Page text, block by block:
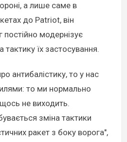
а лише саме в
до Patriot, він
модернізує
тактику їх застосування.
антибалістику, то у нас
то ми нормально
не виходить.
зміна тактики
ракет з боку ворога",